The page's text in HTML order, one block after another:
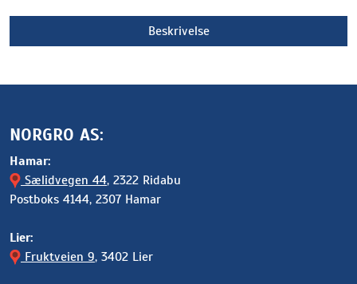
Beskrivelse
NORGRO AS:
Hamar:
Sælidvegen 44, 2322 Ridabu
Postboks 4144, 2307 Hamar
Lier:
Fruktveien 9, 3402 Lier